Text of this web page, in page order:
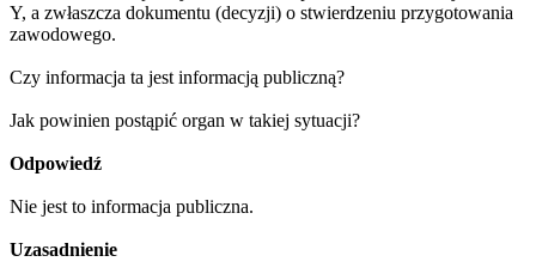
Y, a zwłaszcza dokumentu (decyzji) o stwierdzeniu przygotowania
zawodowego.
Czy informacja ta jest informacją publiczną?
Jak powinien postąpić organ w takiej sytuacji?
Odpowiedź
Nie jest to informacja publiczna.
Uzasadnienie